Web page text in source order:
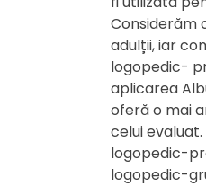
Considerăm
adulții, iar
logopedic-
aplicarea
oferă o mai
celui
logopedic-
logopedic-